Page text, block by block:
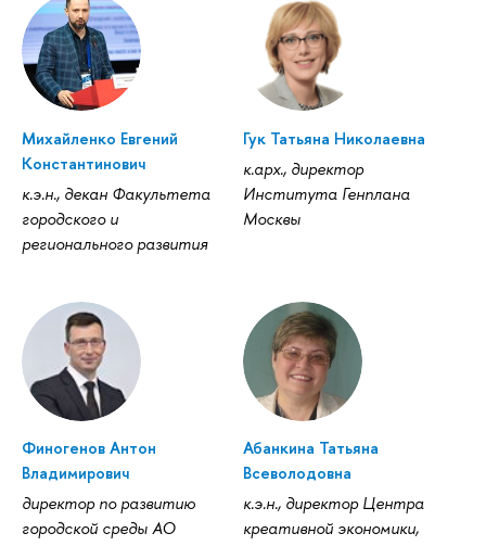
Михайленко Евгений
Константинович
к.э.н., декан Факультета
городского и
регионального развития
Гук Татьяна Николаевна
к.арх., директор
Института Генплана
Москвы
Финогенов Антон
Владимирович
директор по развитию
городской среды АО
Абанкина Татьяна
Всеволодовна
к.э.н., директор Центра
креативной экономики,